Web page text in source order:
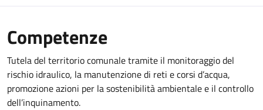
Competenze
Tutela del territorio comunale tramite il monitoraggio del
rischio idraulico, la manutenzione di reti e corsi d’acqua,
promozione azioni per la sostenibilità ambientale e il controllo
dell’inquinamento.